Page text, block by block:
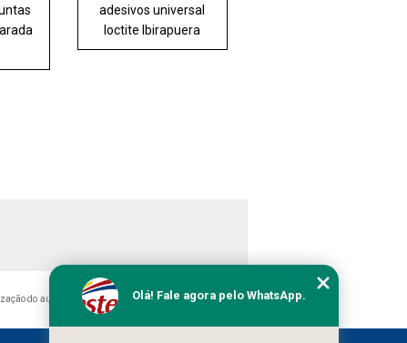
adesivos universal
loctite Ibirapuera
do autor. Crime de violação de direito autoral – artigo
Olá! Fale agora pelo WhatsApp.